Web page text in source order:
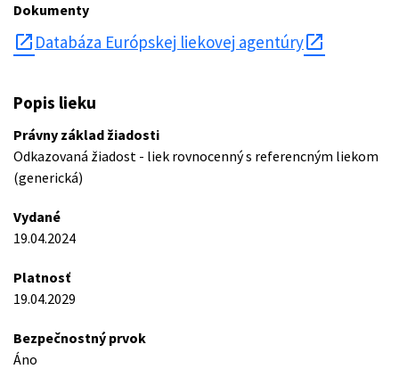
Dokumenty
open_in_new Databáza Európskej liekovej agentúry
Popis lieku
Právny základ žiadosti
Odkazovaná žiadost - liek rovnocenný s referencným liekom
(generická)
Vydané
19.04.2024
Platnosť
19.04.2029
Bezpečnostný prvok
Áno